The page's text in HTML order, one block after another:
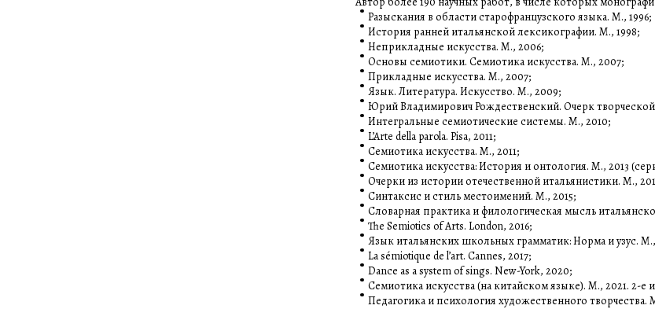
Разыскания в области старофранцузского языка. М., 1996;
История ранней итальянской лексикографии. М., 1998;
Неприкладные искусства. М., 2006;
Основы семиотики. Семиотика искусства. М., 2007;
Прикладные искусства. М., 2007;
Язык. Литература. Искусство. М., 2009;
Юрий Владимирович Рождественский. Очерк
Интегральные семиотические системы. М., 2010;
L’Arte della parola. Pisa, 2011;
Семиотика искусства. М., 2011;
Семиотика искусства: История и онтология. М., 2013
Очерки из истории отечественной итальянистики. М.,
Синтаксис и стиль местоимений. М., 2015;
Словарная практика и филологическая мысль
The Semiotics of Arts. London, 2016;
Язык итальянских школьных грамматик: Норма и узус. М.,
La sémiotique de l’art. Cannes, 2017;
Dance as a system of sings. New-York, 2020;
Семиотика искусства (на китайском языке). М., 2021. 2-е
Педагогика и психология художественного творчества.